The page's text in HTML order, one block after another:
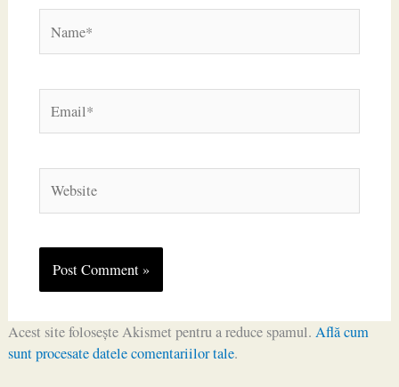
Acest site folosește Akismet pentru a reduce spamul. Află cum
sunt procesate datele comentariilor tale.